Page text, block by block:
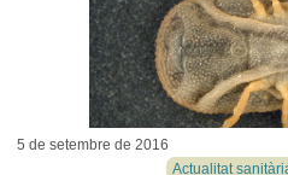
5 de setembre de 2016
Actualitat